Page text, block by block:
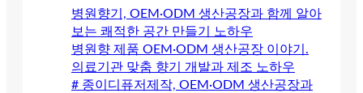
병원향기, OEM·ODM 생산공장과 함께 알아
보는 쾌적한 공간 만들기 노하우
병원향 제품 OEM·ODM 생산공장 이야기.
의료기관 맞춤 향기 개발과 제조 노하우
# 종이디퓨저제작, OEM·ODM 생산공장과